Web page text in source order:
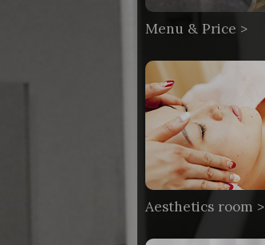
Menu & Price >
Aesthetics room >